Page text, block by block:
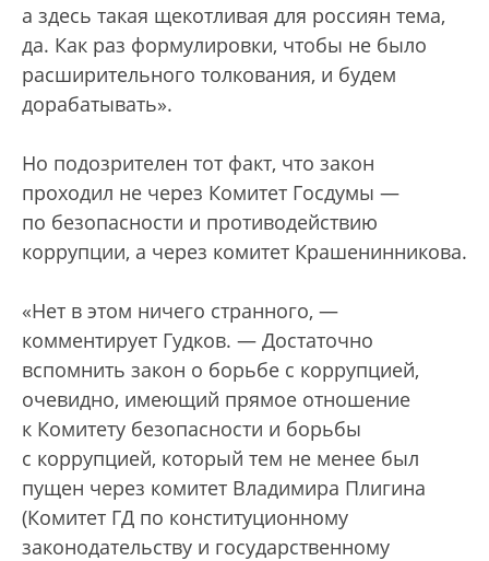
а здесь такая щекотливая для россиян тема,
да. Как раз формулировки, чтобы не было
расширительного толкования, и будем
дорабатывать».
Но подозрителен тот факт, что закон
проходил не через Комитет Госдумы —
по безопасности и противодействию
коррупции, а через комитет Крашенинникова.
«Нет в этом ничего странного, —
комментирует Гудков. — Достаточно
вспомнить закон о борьбе с коррупцией,
очевидно, имеющий прямое отношение
к Комитету безопасности и борьбы
с коррупцией, который тем не менее был
пущен через комитет Владимира Плигина
(Комитет ГД по конституционному
законодательству и государственному